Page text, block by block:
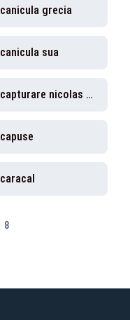
canicula grecia
canicula sua
capturare nicolas maduro
capuse
caracal
8